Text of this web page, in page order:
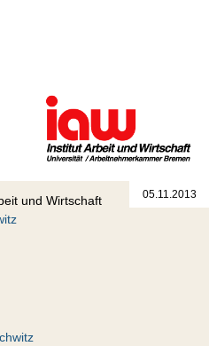
05.11.2013
und Wirtschaft